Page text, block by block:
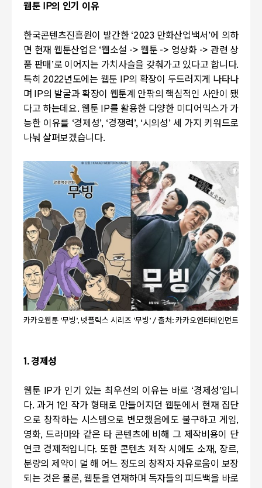
웹툰 IP의 인기 이유
한국콘텐츠진흥원이 발간한 ‘2023 만화산업백서 ’에 의하
면 현재 웹툰산업은 ‘웹소설 -> 웹툰 -> 영상화 ->관련 상
품 판매 ’로 이어지는 가치사슬을 갖춰가고 있다고 합니다.
특히 2022년도에는 웹툰 IP의 확장이 두드러지게 나타나
며 IP의 발굴과 확장이 웹툰계 안팎의 핵심적인 사안이 됐
다고 하는데요. 웹툰 IP를 활용한 다양한 미디어믹스가 가
능한 이유를 ‘경제성’, ‘경쟁력’, ‘시의성’ 세 가지 키워드로
나눠 살펴보겠습니다.
카카오웹툰 ‘무빙’, 넷플릭스 시리즈 ‘무빙’ / 출처: 카카오엔터테인먼트
1. 경제성
웹툰 IP가 인기 있는 최우선의 이유는 바로 ‘경제성’입니
다. 과거 1인 작가 형태로 만들어지던 웹툰에서 현재 집단
으로 창작하는 시스템으로 변모했음에도 불구하고 게임,
영화,드라마와 같은 타 콘텐츠에 비해 그 제작비용이 단
연코 경제적입니다. 또한 콘텐츠 제작 시에도 소재, 장르,
분량의 제약이 덜 해 어느 정도의 창작자 자유로움이 보장
되는 것은 물론, 웹툰을 연재하며 독자들의 피드백을 바로